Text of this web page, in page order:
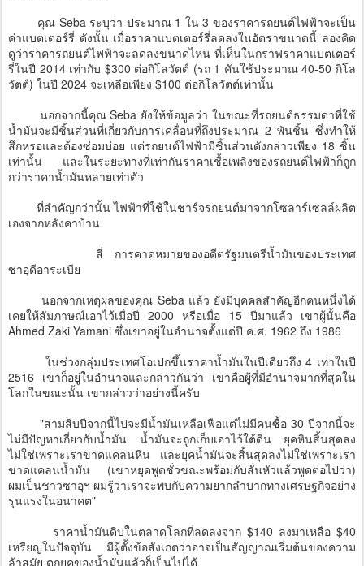
คุณ Seba ระบุว่า ประมาณ 1 ใน 3 ของราคารถยนต์ไฟฟ้าจะเป็น
ค่าแบตเตอร์รี่ ดังนั้น เมื่อราคาแบตเตอร์รี่ลดลงในอัตราขนาดนี้ ลองคิด
ดูว่าราคารถยนต์ไฟฟ้าจะลดลงขนาดไหน ที่เห็นในกราฟราคาแบตเตอร์
รี่ในปี 2014 เท่ากับ $300 ต่อกิโลวัตต์ (รถ 1 คันใช้ประมาณ 40-50 กิโล
วัตต์) ในปี 2024 จะเหลือเพียง $100 ต่อกิโลวัตต์เท่านั้น
นอกจากนี้คุณ Seba ยังให้ข้อมูลว่า ในขณะที่รถยนต์ธรรมดาที่ใช้
น้ำมันจะมีชิ้นส่วนที่เกี่ยวกับการเคลื่อนที่ถึงประมาณ 2 พันชิ้น ซึ่งทำให้
สึกหรอและต้องซ่อมบ่อย แต่รถยนต์ไฟฟ้ามีชิ้นส่วนดังกล่าวเพียง 18 ชิ้น
เท่านั้น และในระยะทางที่เท่ากันราคาเชื้อเพลิงของรถยนต์ไฟฟ้าก็ถูก
กว่าราคาน้ำมันหลายเท่าตัว
ที่สำคัญกว่านั้น ไฟฟ้าที่ใช้ในชาร์จรถยนต์มาจากโซลาร์เซลล์ผลิต
เองจากหลังคาบ้าน
สี่ การคาดหมายของอดีตรัฐมนตรีน้ำมันของประเทศ
ซาอุดีอาระเบีย
นอกจากเหตุผลของคุณ Seba แล้ว ยังมีบุคคลสำคัญอีกคนหนึ่งได้
เคยให้สัมภาษณ์เอาไว้เมื่อปี 2000 หรือเมื่อ 15 ปีมาแล้ว เขาผู้นั้นคือ
Ahmed Zaki Yamani ซึ่งเขาอยู่ในอำนาจตั้งแต่ปี ค.ศ. 1962 ถึง 1986
ในช่วงกลุ่มประเทศโอเปกขึ้นราคาน้ำมันในปีเดียวถึง 4 เท่าในปี
2516 เขาก็อยู่ในอำนาจและกล่าวกันว่า เขาคือผู้ที่มีอำนาจมากที่สุดใน
โลกในขณะนั้น เขากล่าวว่าอย่างนี้ครับ
"สามสิบปีจากนี้ไปจะมีน้ำมันเหลือเฟือแต่ไม่มีคนซื้อ 30 ปีจากนี้จะ
ไม่มีปัญหาเกี่ยวกับน้ำมัน น้ำมันจะถูกเก็บเอาไว้ใต้ดิน ยุคหินสิ้นสุดลง
ไม่ใช่เพราะเราขาดแคลนหิน และยุคน้ำมันจะสิ้นสุดลงไม่ใช่เพราะเรา
ขาดแคลนน้ำมัน (เขาหยุดพูดชั่วขณะพร้อมกับสั่นหัวแล้วพูดต่อไปว่า)
ผมเป็นชาวซาอุฯ ผมรู้ว่าเราจะพบกับความยากลำบากทางเศรษฐกิจอย่าง
รุนแรงในอนาคต"
ราคาน้ำมันดิบในตลาดโลกที่ลดลงจาก $140 ลงมาเหลือ $40
เหรียญในปัจจุบัน มีผู้ตั้งข้อสังเกตว่าอาจเป็นสัญญาณเริ่มต้นของความ
ล้าสมัย ตกยุคของน้ำมันแล้วก็เป็นไปได้